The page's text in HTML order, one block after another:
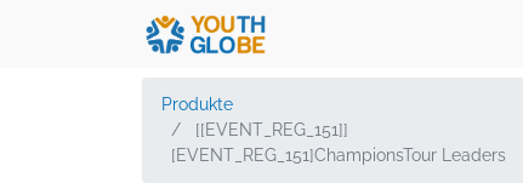
Produkte
[[EVENT_REG_151]]
[EVENT_REG_151]ChampionsTour Leaders